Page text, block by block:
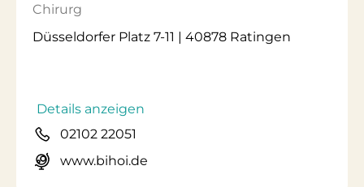
Chirurg
Düsseldorfer Platz 7-11 | 40878 Ratingen
Details anzeigen
02102 22051
www.bihoi.de